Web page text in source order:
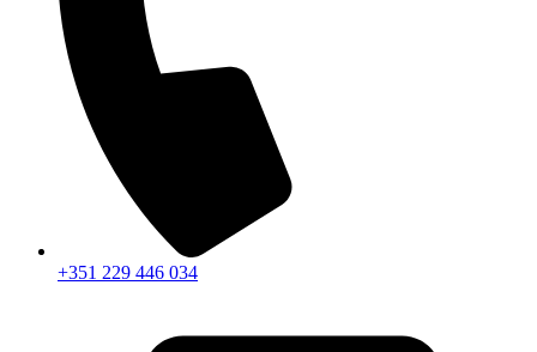
+351 229 446 034